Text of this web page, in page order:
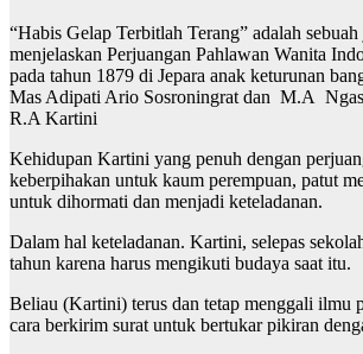
“Habis Gelap Terbitlah Terang” adalah
menjelaskan Perjuangan Pahlawan Wanita
pada tahun 1879 di Jepara anak keturunan
Mas Adipati Ario Sosroningrat dan M.A
R.A Kartini
Kehidupan Kartini yang penuh dengan
keberpihakan untuk kaum perempuan, patut
untuk dihormati dan menjadi keteladanan.
Dalam hal keteladanan. Kartini, selepas
tahun karena harus mengikuti budaya saat itu.
Beliau (Kartini) terus dan tetap menggali ilmu
cara berkirim surat untuk bertukar pikiran